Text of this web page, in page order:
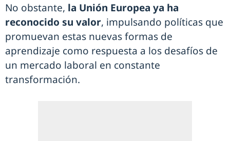
No obstante, la Unión Europea ya ha
reconocido su valor, impulsando políticas que
promuevan estas nuevas formas de
aprendizaje como respuesta a los desafíos de
un mercado laboral en constante
transformación.